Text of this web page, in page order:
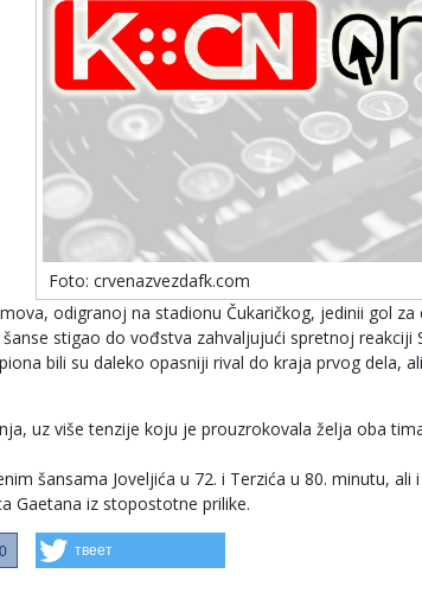
Foto: crvenazvezdafk.com
odigranoj na stadionu Čukaričkog, jedinii gol
stigao do vođstva zahvaljujući spretnoj reakciji
bili su daleko opasniji rival do kraja prvog dela,
uz više tenzije koju je prouzrokovala želja oba
šansama Joveljića u 72. i Terzića u 80. minutu,
Gaetana iz stopostotne prilike.
0 твеет